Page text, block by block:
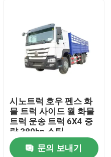
시노트럭 호우 펜스 화
물 트럭 사이드 월 화물
트럭 운송 트럭 6X4 중
량 380hp 스틱
문의 보내기